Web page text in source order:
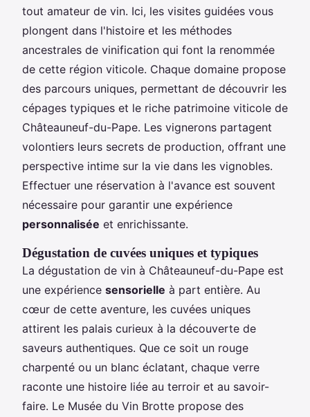
tout amateur de vin. Ici, les visites guidées vous
plongent dans l'histoire et les méthodes
ancestrales de vinification qui font la renommée
de cette région viticole. Chaque domaine propose
des parcours uniques, permettant de découvrir les
cépages typiques et le riche patrimoine viticole de
Châteauneuf-du-Pape. Les vignerons partagent
volontiers leurs secrets de production, offrant une
perspective intime sur la vie dans les vignobles.
Effectuer une réservation à l'avance est souvent
nécessaire pour garantir une expérience
personnalisée et enrichissante.
Dégustation de cuvées uniques et typiques
La dégustation de vin à Châteauneuf-du-Pape est
une expérience sensorielle à part entière. Au
cœur de cette aventure, les cuvées uniques
attirent les palais curieux à la découverte de
saveurs authentiques. Que ce soit un rouge
charpenté ou un blanc éclatant, chaque verre
raconte une histoire liée au terroir et au savoir-
faire. Le Musée du Vin Brotte propose des